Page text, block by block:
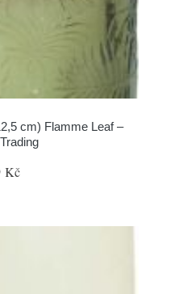
cm) Flamme Leaf –
Kč